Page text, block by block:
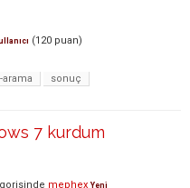
(120 puan)
arama
sonuç
7 kurdum
mephex Yeni